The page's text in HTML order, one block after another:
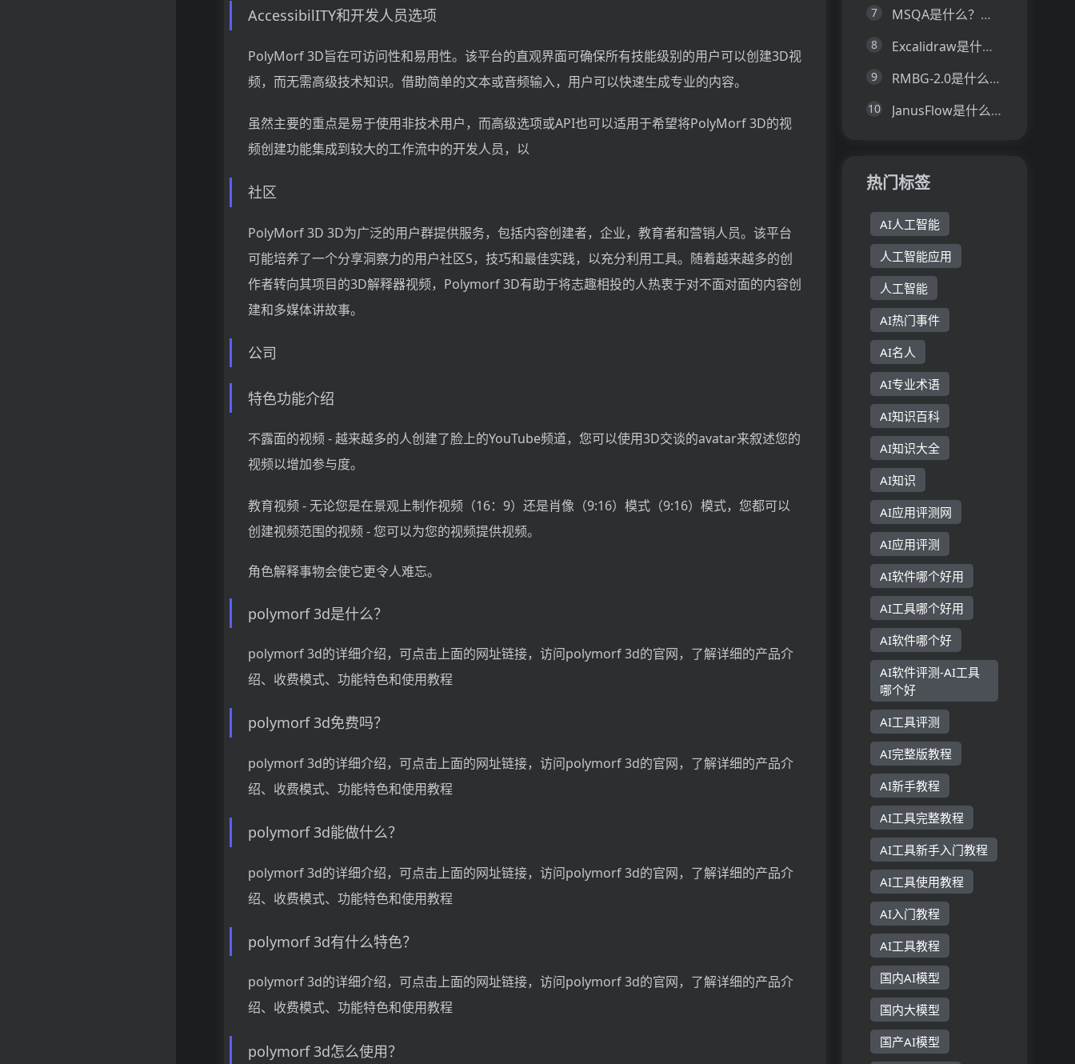
AccessibilITY和开发人员选项
PolyMorf 3D旨在可访问性和易用性。该平台的直观界面可确保所有技能级别的用户可以创建3D视
频，而无需高级技术知识。借助简单的文本或音频输入，用户可以快速生成专业的内容。
虽然主要的重点是易于使用非技术用户，而高级选项或API也可以适用于希望将PolyMorf 3D的视
频创建功能集成到较大的工作流中的开发人员，以
社区
PolyMorf 3D 3D为广泛的用户群提供服务，包括内容创建者，企业，教育者和营销人员。该平台
可能培养了一个分享洞察力的用户社区S，技巧和最佳实践，以充分利用工具。随着越来越多的创
作者转向其项目的3D解释器视频，Polymorf 3D有助于将志趣相投的人热衷于对不面对面的内容创
建和多媒体讲故事。
公司
特色功能介绍
不露面的视频 - 越来越多的人创建了脸上的YouTube频道，您可以使用3D交谈的avatar来叙述您的
视频以增加参与度。
教育视频 - 无论您是在景观上制作视频（16：9）还是肖像（9:16）模式（9:16）模式，您都可以
创建视频范围的视频 - 您可以为您的视频提供视频。
角色解释事物会使它更令人难忘。
polymorf 3d是什么？
polymorf 3d的详细介绍，可点击上面的网址链接，访问polymorf 3d的官网，了解详细的产品介
绍、收费模式、功能特色和使用教程
polymorf 3d免费吗？
polymorf 3d的详细介绍，可点击上面的网址链接，访问polymorf 3d的官网，了解详细的产品介
绍、收费模式、功能特色和使用教程
polymorf 3d能做什么？
polymorf 3d的详细介绍，可点击上面的网址链接，访问polymorf 3d的官网，了解详细的产品介
绍、收费模式、功能特色和使用教程
polymorf 3d有什么特色？
polymorf 3d的详细介绍，可点击上面的网址链接，访问polymorf 3d的官网，了解详细的产品介
绍、收费模式、功能特色和使用教程
polymorf 3d怎么使用？
7 MSQA是什么？一文让你看懂MSQA的技术原理、主要功能、应用场景
8 Excalidraw是什么？一文让你看懂Excalidraw的技术原理、主要功能、应用场景
9 RMBG-2.0是什么？一文让你看懂RMBG-2.0的技术原理、主要功能、应用场景
10 JanusFlow是什么？一文让你看懂JanusFlow的技术原理、主要功能、应用场景
热门标签
AI人工智能
人工智能应用
人工智能
AI热门事件
AI名人
AI专业术语
AI知识百科
AI知识大全
AI知识
AI应用评测网
AI应用评测
AI软件哪个好用
AI工具哪个好用
AI软件哪个好
AI软件评测-AI工具
哪个好
AI工具评测
AI完整版教程
AI新手教程
AI工具完整教程
AI工具新手入门教程
AI工具使用教程
AI入门教程
AI工具教程
国内AI模型
国内大模型
国产AI模型